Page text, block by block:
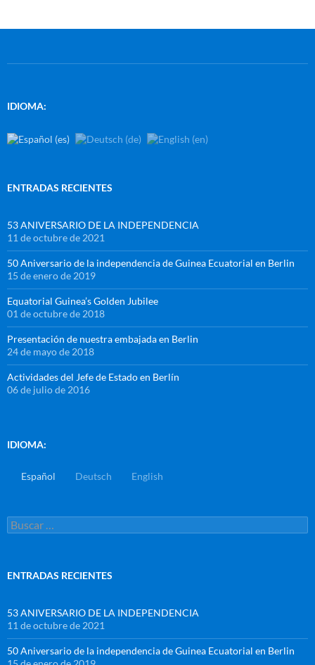
IDIOMA:
ENTRADAS RECIENTES
53 ANIVERSARIO DE LA INDEPENDENCIA
11 de octubre de 2021
50 Aniversario de la independencia de Guinea Ecuatorial en Berlin
15 de enero de 2019
Equatorial Guinea’s Golden Jubilee
01 de octubre de 2018
Presentación de nuestra embajada en Berlin
24 de mayo de 2018
Actividades del Jefe de Estado en Berlín
06 de julio de 2016
IDIOMA:
Español Deutsch English
ENTRADAS RECIENTES
53 ANIVERSARIO DE LA INDEPENDENCIA
11 de octubre de 2021
50 Aniversario de la independencia de Guinea Ecuatorial en Berlin